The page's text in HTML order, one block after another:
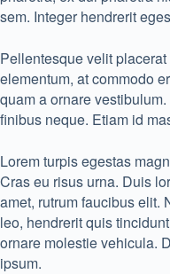
sem. Integer hendrerit
Pellentesque velit
elementum, at commodo
quam a ornare
finibus neque. Etiam id
Lorem turpis egestas
Cras eu risus urna. Duis
amet, rutrum faucibus elit.
leo, hendrerit quis
ornare molestie vehicula.
ipsum.